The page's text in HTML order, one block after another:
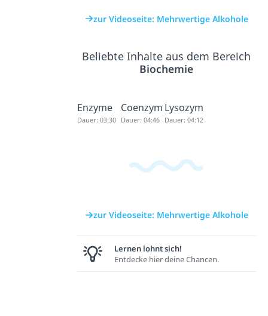
zur Videoseite: Mehrwertige Alkohole
Beliebte Inhalte aus dem Bereich
Biochemie
Enzyme
Dauer: 03:30
Coenzym
Dauer: 04:46
Lysozym
Dauer: 04:12
zur Videoseite: Mehrwertige Alkohole
Lernen lohnt sich!
Entdecke hier deine Chancen.